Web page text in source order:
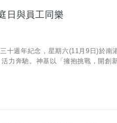
日與員工同樂
十週年紀念，星期六(11月9日)於
力奔馳。神基以「擁抱挑戰，開